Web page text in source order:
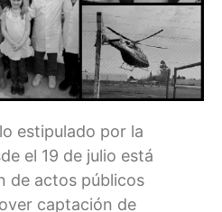
estipulado por la
el 19 de julio está
de actos públicos
captación de